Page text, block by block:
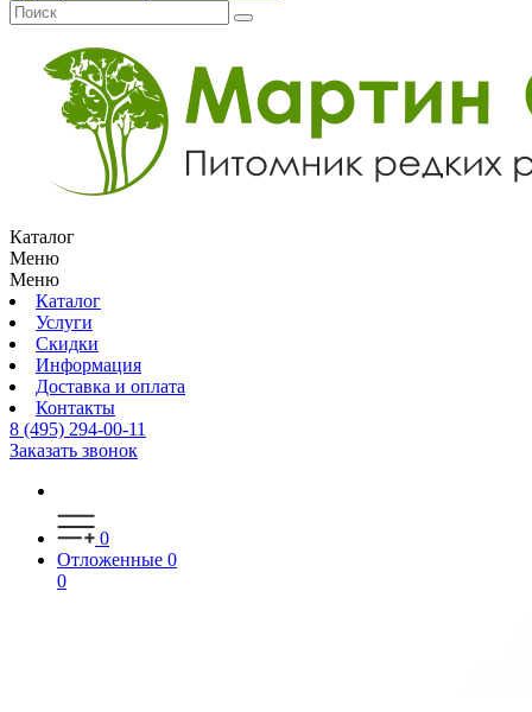
Каталог
Меню
Меню
Каталог
Услуги
Скидки
Информация
Доставка и оплата
Контакты
8 (495) 294-00-11
Заказать звонок
0
Отложенные 0
0